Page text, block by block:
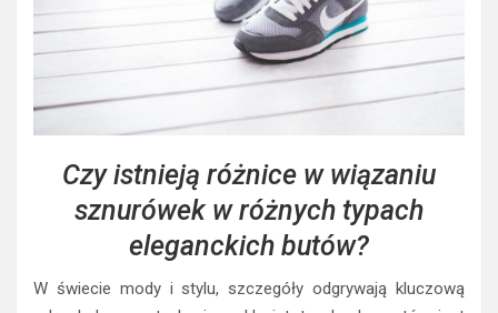
Czy istnieją różnice w wiązaniu
sznurówek w różnych typach
eleganckich butów?
W świecie mody i stylu, szczegóły odgrywają kluczową